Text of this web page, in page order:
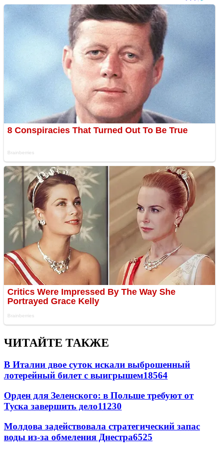
ЧИТАЙТЕ ТАКЖЕ
В Италии двое суток искали выброшенный
лотерейный билет с выигрышем18564
Орден для Зеленского: в Польше требуют от
Туска завершить дело11230
Молдова задействовала стратегический запас
воды из-за обмеления Днестра6525